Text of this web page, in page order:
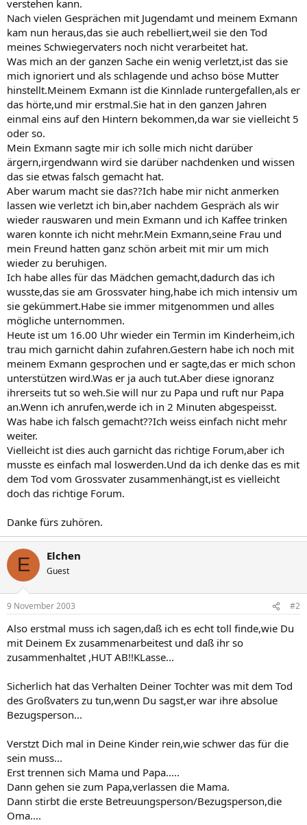
verstehen kann.
Nach vielen Gesprächen mit Jugendamt und meinem Exmann
kam nun heraus,das sie auch rebelliert,weil sie den Tod
meines Schwiegervaters noch nicht verarbeitet hat.
Was mich an der ganzen Sache ein wenig verletzt,ist das sie
mich ignoriert und als schlagende und achso böse Mutter
hinstellt.Meinem Exmann ist die Kinnlade runtergefallen,als er
das hörte,und mir erstmal.Sie hat in den ganzen Jahren
einmal eins auf den Hintern bekommen,da war sie vielleicht 5
oder so.
Mein Exmann sagte mir ich solle mich nicht darüber
ärgern,irgendwann wird sie darüber nachdenken und wissen
das sie etwas falsch gemacht hat.
Aber warum macht sie das??Ich habe mir nicht anmerken
lassen wie verletzt ich bin,aber nachdem Gespräch als wir
wieder rauswaren und mein Exmann und ich Kaffee trinken
waren konnte ich nicht mehr.Mein Exmann,seine Frau und
mein Freund hatten ganz schön arbeit mit mir um mich
wieder zu beruhigen.
Ich habe alles für das Mädchen gemacht,dadurch das ich
wusste,das sie am Grossvater hing,habe ich mich intensiv um
sie gekümmert.Habe sie immer mitgenommen und alles
mögliche unternommen.
Heute ist um 16.00 Uhr wieder ein Termin im Kinderheim,ich
trau mich garnicht dahin zufahren.Gestern habe ich noch mit
meinem Exmann gesprochen und er sagte,das er mich schon
unterstützen wird.Was er ja auch tut.Aber diese ignoranz
ihrerseits tut so weh.Sie will nur zu Papa und ruft nur Papa
an.Wenn ich anrufen,werde ich in 2 Minuten abgespeisst.
Was habe ich falsch gemacht??Ich weiss einfach nicht mehr
weiter.
Vielleicht ist dies auch garnicht das richtige Forum,aber ich
musste es einfach mal loswerden.Und da ich denke das es mit
dem Tod vom Grossvater zusammenhängt,ist es vielleicht
doch das richtige Forum.
Danke fürs zuhören.
E Elchen
Guest
9 November 2003 #2
Also erstmal muss ich sagen,daß ich es echt toll finde,wie Du
mit Deinem Ex zusammenarbeitest und daß ihr so
zusammenhaltet ,HUT AB!!KLasse...
Sicherlich hat das Verhalten Deiner Tochter was mit dem Tod
des Großvaters zu tun,wenn Du sagst,er war ihre absolue
Bezugsperson...
Verstzt Dich mal in Deine Kinder rein,wie schwer das für die
sein muss...
Erst trennen sich Mama und Papa.....
Dann gehen sie zum Papa,verlassen die Mama.
Dann stirbt die erste Betreuungsperson/Bezugsperson,die
Oma....